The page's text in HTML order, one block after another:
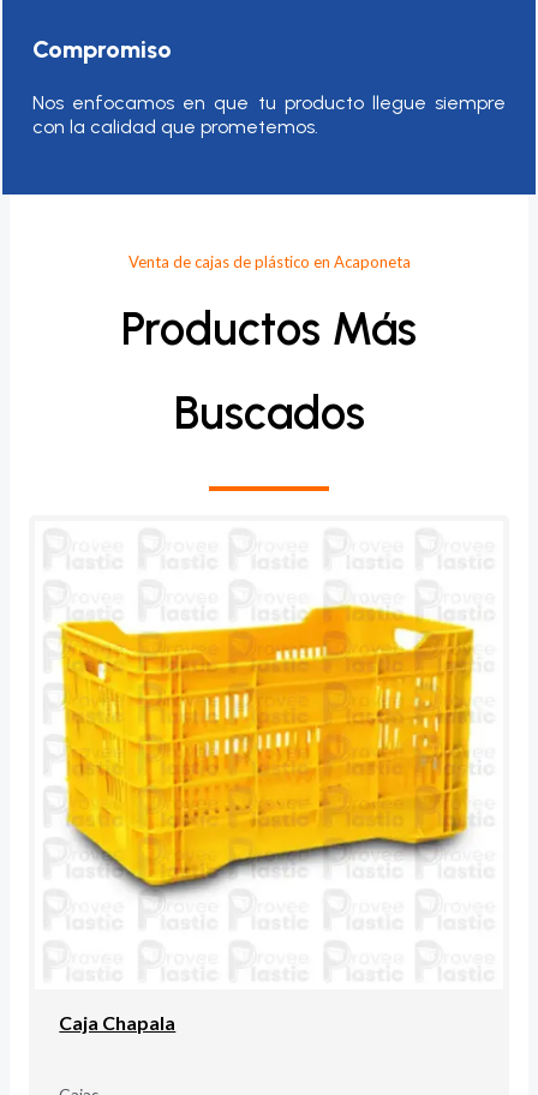
Compromiso
Nos enfocamos en que tu producto llegue siempre
con la calidad que prometemos.
Venta de cajas de plástico en Acaponeta
Productos Más
Buscados
Caja Chapala